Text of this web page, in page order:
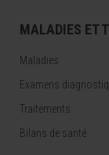
MALADIES ET
Maladies
Examens
Traitements
Bilans de santé